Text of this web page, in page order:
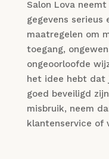
Salon Lova
gegevens serieus
maatregelen om
toegang,
ongeoorloofde
het idee hebt dat
goed beveiligd
misbruik, neem
klantenservice of